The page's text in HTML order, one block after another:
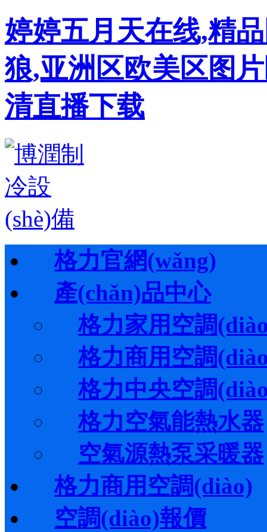
婷婷五月天在线,精
狼,亚洲区欧美区图
清直播下载
格力官網(wǎng)
產(chǎn)品中心
格力家用空調
格力商用空調
格力中央空調
格力空氣能熱水器
空氣源熱泵采暖器
格力商用空調(diào)
空調(diào)報價